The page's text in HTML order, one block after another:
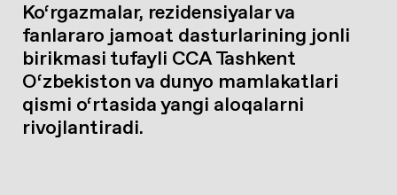
Ko‘rgazmalar, rezidensiyalar va
fanlararo jamoat dasturlarining jonli
birikmasi tufayli CCA Tashkent
O‘zbekiston va dunyo mamlakatlari
qismi o‘rtasida yangi aloqalarni
rivojlantiradi.